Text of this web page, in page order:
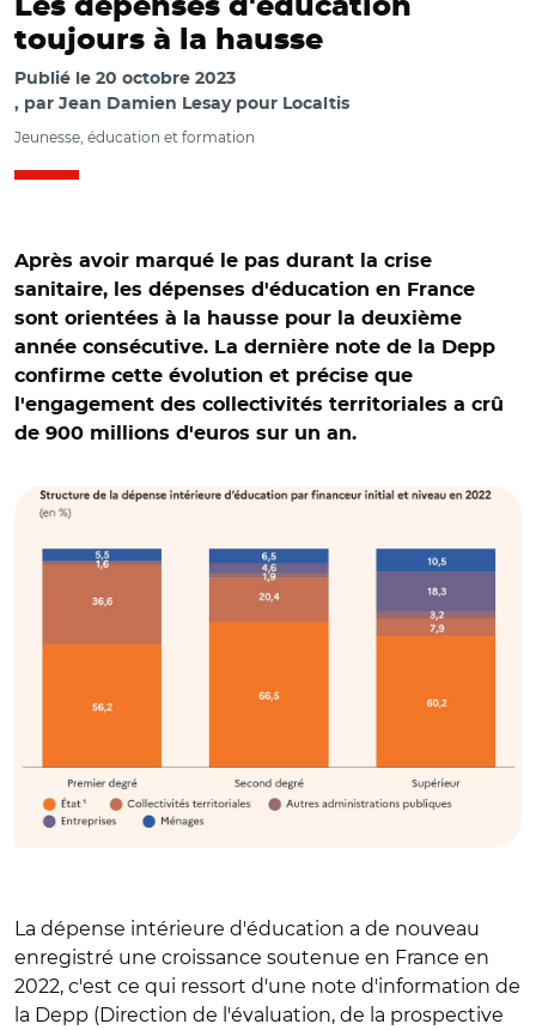
Les dépenses d'éducation
toujours à la hausse
Publié le 20 octobre 2023
par Jean Damien Lesay pour Localtis
Jeunesse, éducation et formation
Après avoir marqué le pas durant la crise
sanitaire, les dépenses d'éducation en France
sont orientées à la hausse pour la deuxième
année consécutive. La dernière note de la Depp
confirme cette évolution et précise que
l'engagement des collectivités territoriales a crû
de 900 millions d'euros sur un an.
La dépense intérieure d'éducation a de nouveau
enregistré une croissance soutenue en France en
2022, c'est ce qui ressort d'une note d'information de
la Depp (Direction de l'évaluation, de la prospective